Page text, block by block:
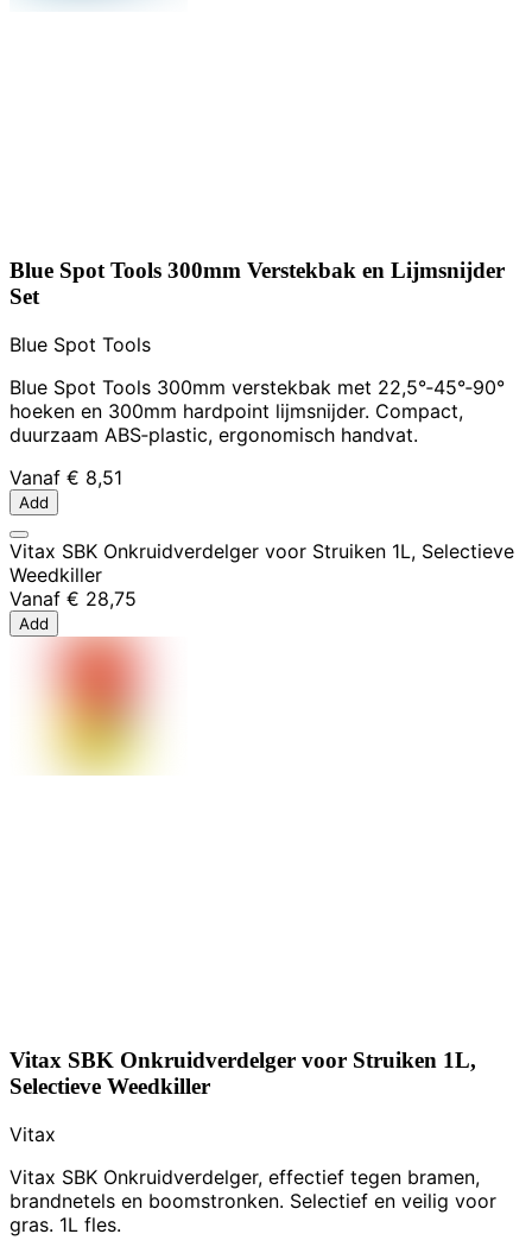
Blue Spot Tools 300mm Verstekbak en Lijmsnijder
Set
Blue Spot Tools
Blue Spot Tools 300mm verstekbak met 22,5°‑45°‑90°
hoeken en 300mm hardpoint lijmsnijder. Compact,
duurzaam ABS‑plastic, ergonomisch handvat.
Vanaf € 8,51
Add
Vitax SBK Onkruidverdelger voor Struiken 1L, Selectieve
Weedkiller
Vanaf € 28,75
Add
Vitax SBK Onkruidverdelger voor Struiken 1L,
Selectieve Weedkiller
Vitax
Vitax SBK Onkruidverdelger, effectief tegen bramen,
brandnetels en boomstronken. Selectief en veilig voor
gras. 1L fles.